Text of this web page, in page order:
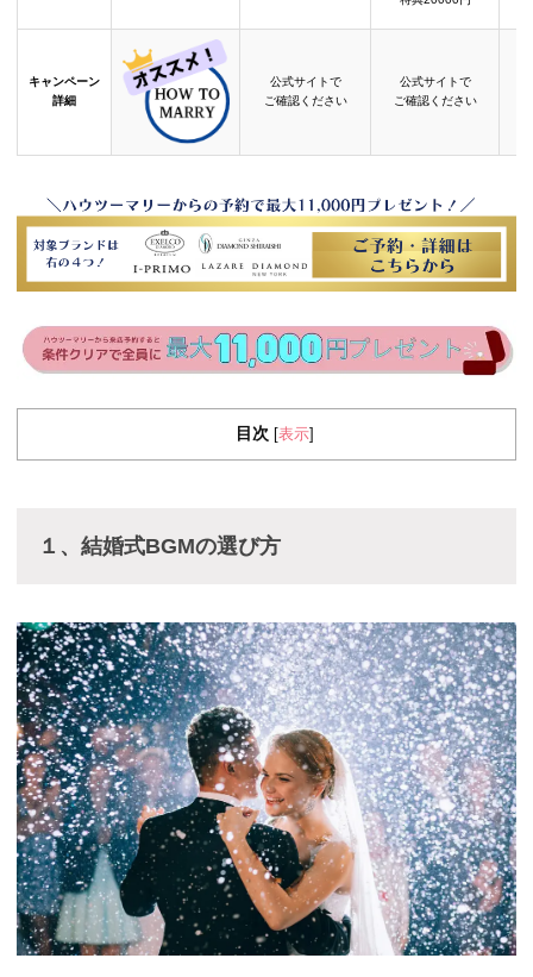
キャンペーン
詳細
公式サイトで
ご確認ください
公式サイトで
ご確認ください
目次 表示
１、結婚式BGMの選び方